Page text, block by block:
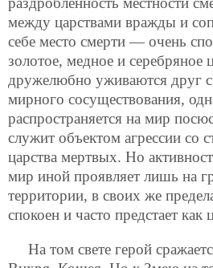
между царствами вражды и
себе место смерти — очень
золотое, медное и серебряное
дружелюбно уживаются друг
мирного сосуществования,
распространяется на мир
служит объектом агрессии со
царства мертвых. Но
мир иной проявляет лишь на
территории, в своих же
спокоен и часто предстает как
На том свете герой